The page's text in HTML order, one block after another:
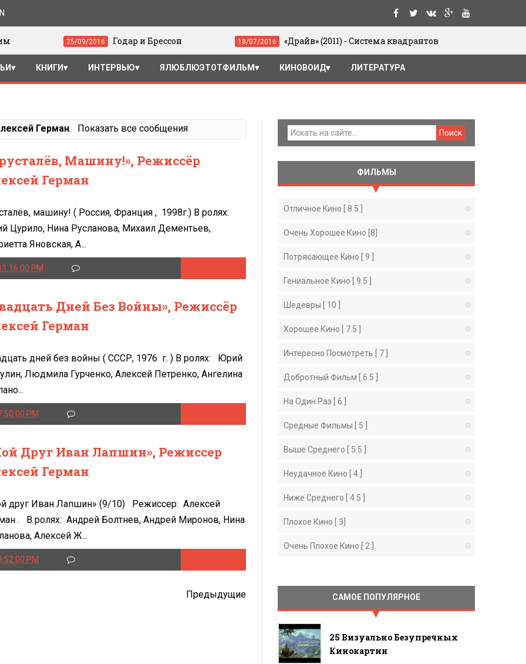
Годар и Брессон «Драйв» (2011) - Система квадрантов
КНИГИ ИНТЕРВЬЮ ЯЛЮБЛЮЭТОТФИЛЬМ КИНОВОИД ЛИТЕРАТУРА
Герман. Показать все сообщения
Машину!», Режиссёр
Герман
машину! ( Россия, Франция , 1998г.) В ролях:
Цурило, Нина Русланова, Михаил Дементьев,
Яновская, А...
PM
Дней Без Войны», Режиссёр
Герман
дней без войны ( СССР, 1976 г. ) В ролях: Юрий
Людмила Гурченко, Алексей Петренко, Ангелина
PM
Друг Иван Лапшин», Режиссер
Герман
друг Иван Лапшин» (9/10) Режиссер: Алексей
. В ролях: Андрей Болтнев, Андрей Миронов, Нина
Алексей Ж...
PM
Предыдущие
ФИЛЬМЫ
Отличное Kино [ 8.5 ]
Очень Хорошее Кино [8]
Потрясающее Kино [ 9 ]
Гениальное Кино [ 9.5 ]
Шедевры [ 10 ]
Хорошее Кино [ 7.5 ]
Интересно Посмотреть [ 7 ]
Добротный Фильм [ 6.5 ]
На Один Раз [ 6 ]
Средные Фильмы [ 5 ]
Выше Среднего [ 5.5 ]
Неудачное Кино [ 4 ]
Ниже Среднего [ 4.5 ]
Плохое Кино [ 3]
Очень Плохое Кино [ 2 ]
САМОЕ ПОПУЛЯРНОЕ
25 Визуально Безупречных
Кинокартин